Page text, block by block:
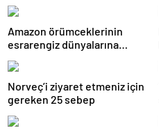
Amazon örümceklerinin
esrarengiz dünyalarına
Norveç’i ziyaret etmeniz için
gereken 25 sebep